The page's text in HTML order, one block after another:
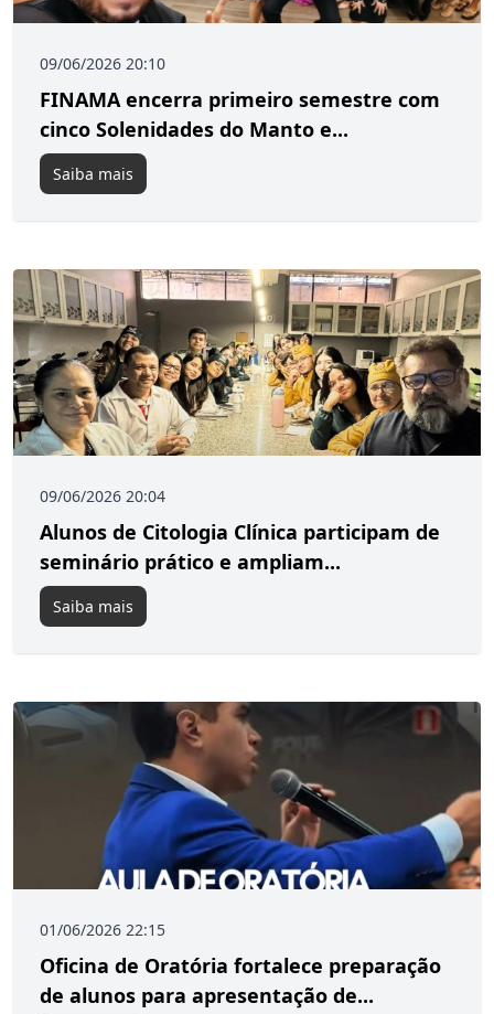
09/06/2026 20:10
FINAMA encerra primeiro semestre com
cinco Solenidades do Manto e...
Saiba mais
09/06/2026 20:04
Alunos de Citologia Clínica participam de
seminário prático e ampliam...
Saiba mais
01/06/2026 22:15
Oficina de Oratória fortalece preparação
de alunos para apresentação de...